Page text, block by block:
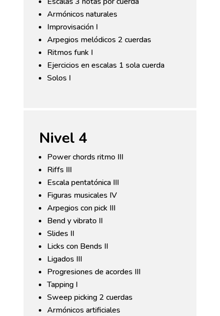
Armónicos naturales
Improvisación I
Arpegios melódicos 2 cuerdas
Ritmos funk I
Ejercicios en escalas 1 sola cuerda
Solos I
Nivel 4
Power chords ritmo III
Riffs III
Escala pentatónica III
Figuras musicales IV
Arpegios con pick III
Bend y vibrato II
Slides II
Licks con Bends II
Ligados III
Progresiones de acordes III
Tapping I
Sweep picking 2 cuerdas
Armónicos artificiales